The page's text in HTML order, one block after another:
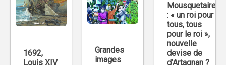
1692,
Louis XIV
Grandes
images
Mousquetaire
: « un roi pour
tous, tous
pour le roi »,
nouvelle
devise de
d’Artagnan ?